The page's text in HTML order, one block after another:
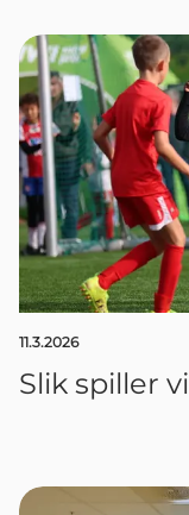
11.3.2026
Slik spiller